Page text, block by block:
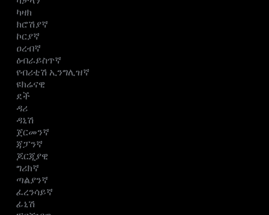
ካዛክ
ክሮሽያኛ
ኮርያኛ
ዐረብኛ
ዕብራይስጥኛ
የብሪቲሽ ኢንግሊዝኛ
ዩክሬናዊ
ደች
ዳሪ
ዳኒሽ
ጀርመንኛ
ጃፓንኛ
ጆርጂያዊ
ግሪክኛ
ጣልያንኛ
ፈረንሳይኛ
ፊኒሽ